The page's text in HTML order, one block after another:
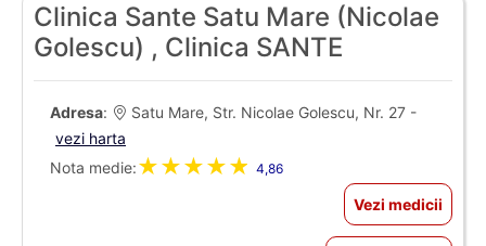
Clinica Sante Satu Mare (Nicolae
Golescu) , Clinica SANTE
Adresa:
Satu Mare, Str. Nicolae Golescu, Nr. 27 -
vezi harta
Nota medie:★★★★★ 4,86
Vezi medicii